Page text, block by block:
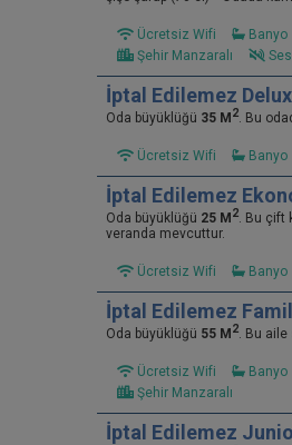
Ücretsiz Wifi Banyo
Şehir Manzaralı
Ses
İptal Edilemez
Oda büyüklüğü 35 M 2. Bu
Ücretsiz Wifi Banyo
İptal Edilemez
Oda büyüklüğü 25 M 2. Bu çift
veranda mevcuttur.
Ücretsiz Wifi Banyo
İptal Edilemez
Oda büyüklüğü 55 M 2. Bu aile
Ücretsiz Wifi Banyo
Şehir Manzaralı
İptal Edilemez